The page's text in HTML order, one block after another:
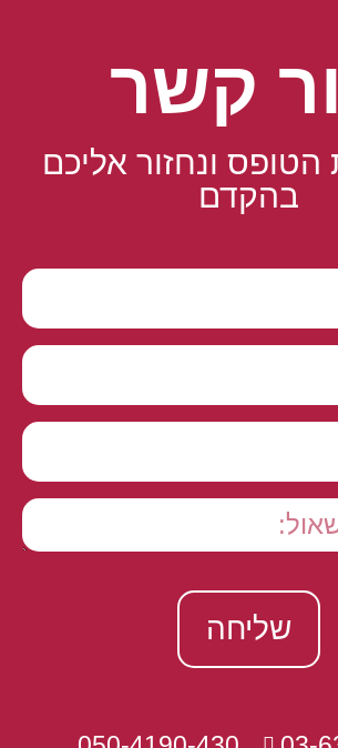
קשר
ונחזור אליכם
בהקדם
שליחה